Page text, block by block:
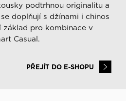
podtrhnou originalitu a
doplňují s džínami i chinos
základ pro kombinace v
Casual.
PŘEJÍT DO E-SHOPU